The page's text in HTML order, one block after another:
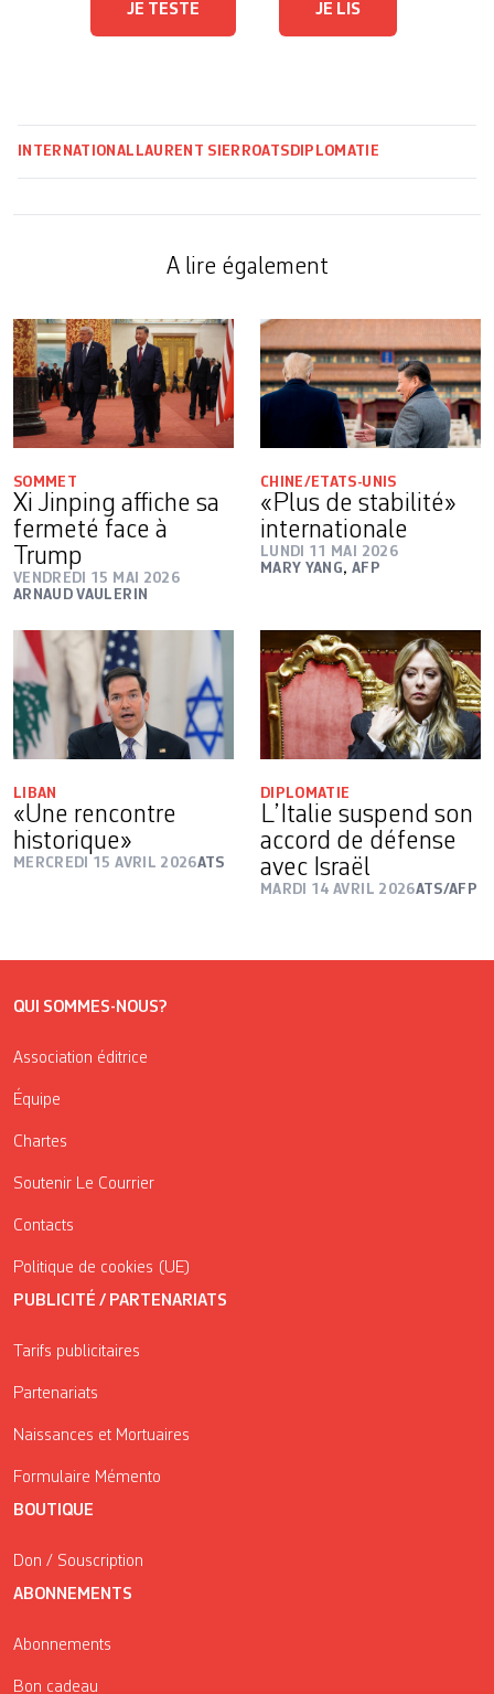
JE TESTE JE LIS
INTERNATIONAL LAURENT SIERROATS DIPLOMATIE
A lire également
SOMMET
Xi Jinping affiche sa
fermeté face à
Trump
VENDREDI 15 MAI 2026
ARNAUD VAULERIN
CHINE/ETATS-UNIS
«Plus de stabilité»
internationale
LUNDI 11 MAI 2026
MARY YANG, AFP
LIBAN
«Une rencontre
historique»
MERCREDI 15 AVRIL 2026ATS
DIPLOMATIE
L’Italie suspend son
accord de défense
avec Israël
MARDI 14 AVRIL 2026ATS/AFP
QUI SOMMES-NOUS?
Association éditrice
Équipe
Chartes
Soutenir Le Courrier
Contacts
Politique de cookies (UE)
PUBLICITÉ / PARTENARIATS
Tarifs publicitaires
Partenariats
Naissances et Mortuaires
Formulaire Mémento
BOUTIQUE
Don / Souscription
ABONNEMENTS
Abonnements
Bon cadeau